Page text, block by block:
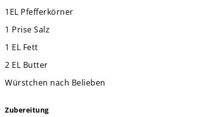
1EL Pfefferkörner
1 Prise Salz
1 EL Fett
2 EL Butter
Würstchen nach Belieben
Zubereitung